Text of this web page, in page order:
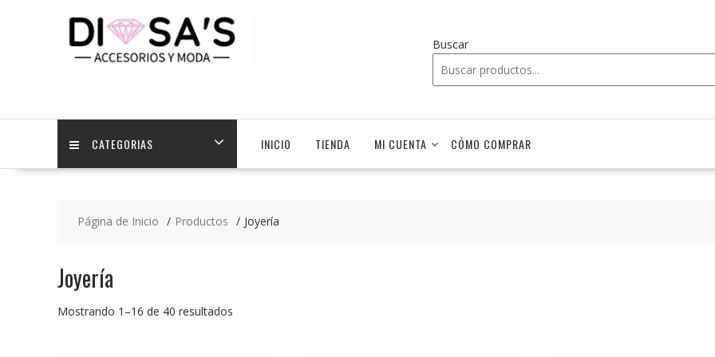
Buscar
CATEGORIAS INICIO TIENDA MI CUENTA CÓMO COMPRAR
Página de Inicio Productos Joyería
Joyería
Mostrando 1–16 de 40 resultados